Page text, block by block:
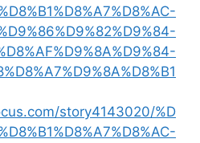
story4143020/%D